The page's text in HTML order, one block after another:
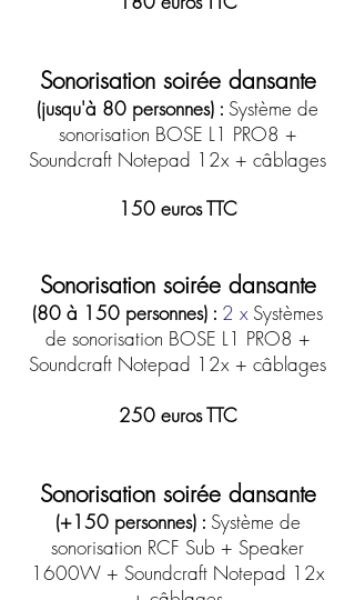
Sonorisation soirée dansante
(jusqu'à 80 personnes) : Système de
sonorisation BOSE L1 PRO8 +
Soundcraft Notepad 12x + câblages
150 euros TTC
Sonorisation soirée dansante
(80 à 150 personnes) : 2 x Systèmes
de sonorisation BOSE L1 PRO8 +
Soundcraft Notepad 12x + câblages
250 euros TTC
Sonorisation soirée dansante
(+150 personnes​) : Système de
sonorisation RCF Sub + Speaker
1600W + Soundcraft Notepad 12x